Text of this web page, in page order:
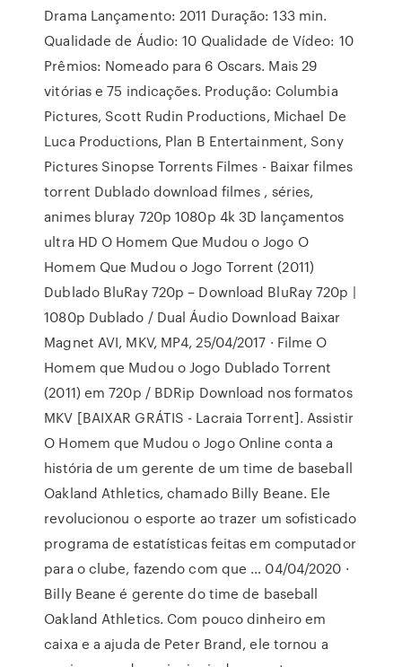
Drama Lançamento: 2011 Duração: 133 min.
Qualidade de Áudio: 10 Qualidade de Vídeo: 10
Prêmios: Nomeado para 6 Oscars. Mais 29
vitórias e 75 indicações. Produção: Columbia
Pictures, Scott Rudin Productions, Michael De
Luca Productions, Plan B Entertainment, Sony
Pictures Sinopse Torrents Filmes - Baixar filmes
torrent Dublado download filmes , séries,
animes bluray 720p 1080p 4k 3D lançamentos
ultra HD O Homem Que Mudou o Jogo O
Homem Que Mudou o Jogo Torrent (2011)
Dublado BluRay 720p – Download BluRay 720p |
1080p Dublado / Dual Áudio Download Baixar
Magnet AVI, MKV, MP4, 25/04/2017 · Filme O
Homem que Mudou o Jogo Dublado Torrent
(2011) em 720p / BDRip Download nos formatos
MKV [BAIXAR GRÁTIS - Lacraia Torrent]. Assistir
O Homem que Mudou o Jogo Online conta a
história de um gerente de um time de baseball
Oakland Athletics, chamado Billy Beane. Ele
revolucionou o esporte ao trazer um sofisticado
programa de estatísticas feitas em computador
para o clube, fazendo com que … 04/04/2020 ·
Billy Beane é gerente do time de baseball
Oakland Athletics. Com pouco dinheiro em
caixa e a ajuda de Peter Brand, ele tornou a